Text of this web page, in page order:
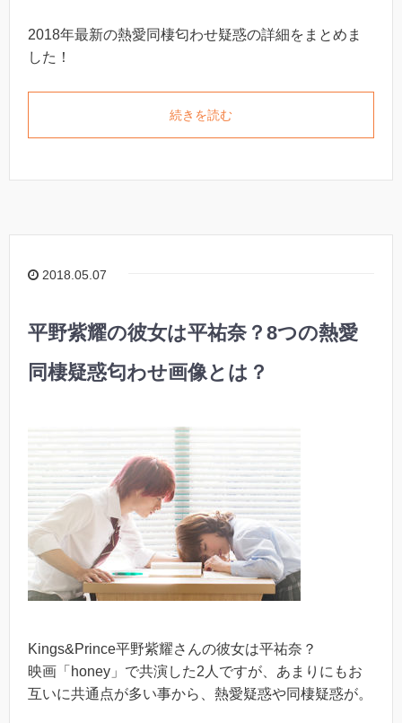
2018年最新の熱愛同棲匂わせ疑惑の詳細をまとめま
した！
続きを読む
2018.05.07
平野紫耀の彼女は平祐奈？8つの熱愛
同棲疑惑匂わせ画像とは？
Kings&Prince平野紫耀さんの彼女は平祐奈？
映画「honey」で共演した2人ですが、あまりにもお
互いに共通点が多い事から、熱愛疑惑や同棲疑惑が。